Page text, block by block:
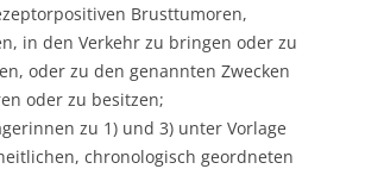
Brusttumoren,
in den Verkehr zu bringen oder zu
oder zu den genannten Zwecken
oder zu besitzen;
zu 1) und 3) unter Vorlage
chronologisch geordneten